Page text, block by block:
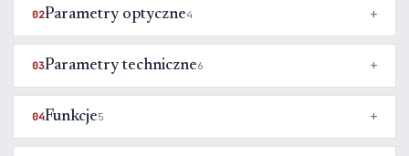
02Parametry optyczne4
03Parametry techniczne6
04Funkcje5